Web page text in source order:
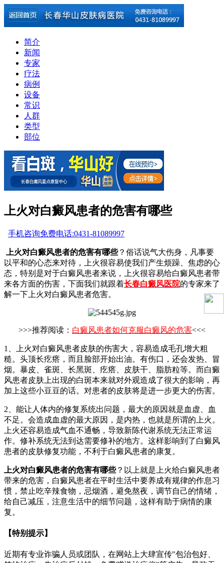
简介
新闻
专家
疗法
病例
设备
常识
人群
类型
部位
上火对白癜风患者的危害有哪些
手机咨询免费电话:0431-81089997
上火对白癜风患者的危害有哪些？俗话说气大伤身，凡事要
以平和的心态来对待，上火很容易使我们产生烦躁、焦虑的心
态，特别是对于白癜风患者来说，上火很容易给白癜风患者带
来各方面的伤害，下面我们就跟着长春白癜风医院的专家来了
解一下上火对白癜风患者危害。
>>>推荐阅读： 白癜风患者如何克服白癜风的危害<<<
1、上火对白癜风患者皮肤的伤害大，容易造成毛孔增大粗
糙。头顶长疙瘩，而且脸部开始出油。有伤口，还会发热、冒
烟。暴皮、雀斑、长黑斑、疙瘩、皮肤干、脂肪粒等。而白癜
风患者皮肤上出现的白斑本来就对外观造成了很大的影响，再
加上这些小豆豆的话。对患者的皮肤将是进一步更大的伤害。
2、能让人体内的修复系统出问题，最大的原因就是血虚、血
不足。会造成血虚的最大原因，是内热，也就是所谓的上火。
上火还容易造成气血不通畅，导致新陈代谢系统无法正常运
作。修补系统无法到达需要修补的地方。这样影响到了白癜风
患者的皮肤修复功能，不利于白癜风患者的康复。
上火对白癜风患者的危害有哪些？以上就是上火给白癜风患者
带来的危害，白癜风患者在平时生活中要养成有规律的作息习
惯，禁止吃辛辣食物，忌烟酒，避免熬夜，调节自己的情绪，
给自己减压，注意生活中的细节问题，这样有助于病情的康
复。
【特别提示】
近期有专业诈骗人员或团队，在网站上大肆宣传"包治包好、